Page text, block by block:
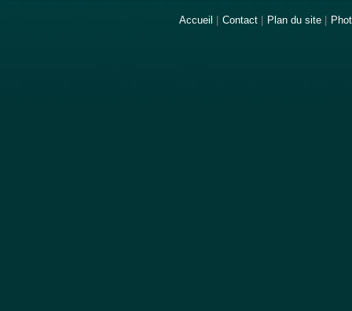
Accueil Contact Plan du site